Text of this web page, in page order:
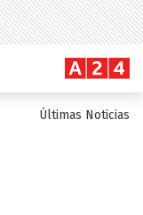
Últimas Noticias